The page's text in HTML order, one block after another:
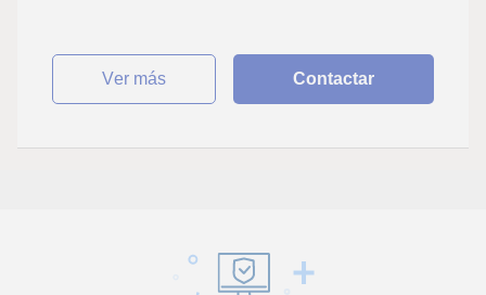
ver más Contactar